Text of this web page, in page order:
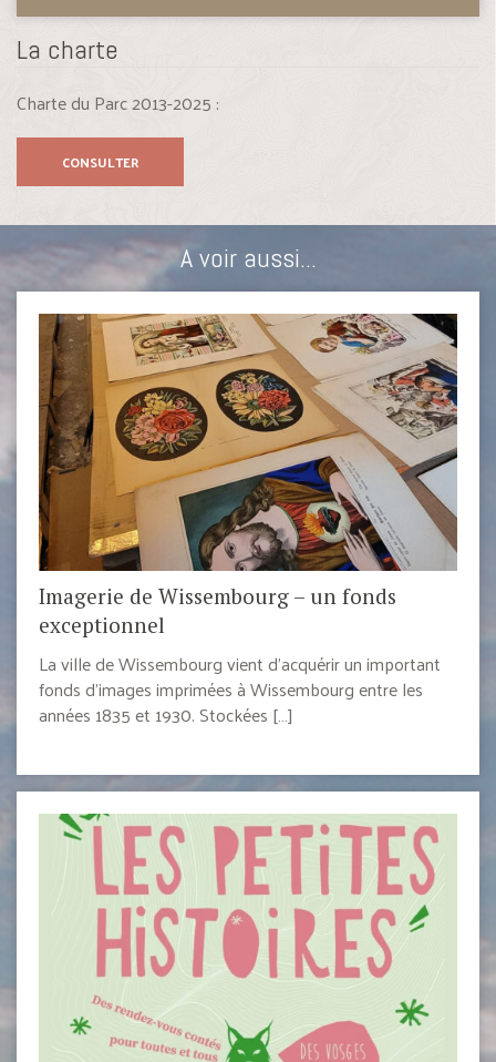
La charte
Charte du Parc 2013-2025 :
CONSULTER
A voir aussi...
Imagerie de Wissembourg – un fonds
exceptionnel
La ville de Wissembourg vient d’acquérir un important
fonds d’images imprimées à Wissembourg entre les
années 1835 et 1930. Stockées […]